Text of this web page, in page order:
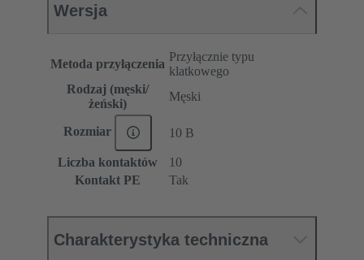
Wersja
Metoda przyłączenia
Przyłącznie typu
klatkowego
Rodzaj (męski/
żeński)
Męski
Rozmiar 10 B
Liczba kontaktów
10
Kontakt PE
Tak
Charakterystyka techniczna